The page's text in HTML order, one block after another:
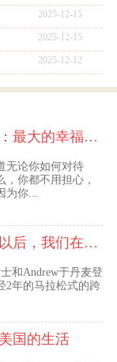
2025-12-15
2025-12-15
2025-12-12
黄女士的跨国故事：最大的幸福便是有一个白马王子一直默默等着自己
无论你如何对待
你都不用担心，
为你...
马拉松长跑式恋爱以后，我们在丹麦登记结婚了
和Andrew于丹麦登
2年的马拉松式的跨
国的生活